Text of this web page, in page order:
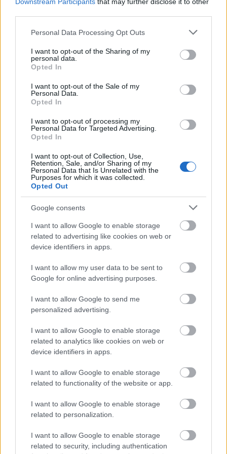
Please note that this website/app uses one or more Google
not limited to your visit or usage behaviour. You may click to
grant or deny consent to Google and its third-party tags to
use your data for below specified purposes in below Google
consent section.
Personal Data Processing Opt Outs
I want to opt-out of the Sharing of my
personal data.
Opted In
I want to opt-out of the Sale of my
Personal Data.
Opted In
I want to opt-out of processing my
Personal Data for Targeted Advertising.
Opted In
I want to opt-out of Collection, Use,
Retention, Sale, and/or Sharing of my
Personal Data that Is Unrelated with the
Purposes for which it was collected.
Opted Out
Google consents
I want to allow Google to enable storage
related to advertising like cookies on web or
device identifiers in apps.
I want to allow my user data to be sent to
Google for online advertising purposes.
I want to allow Google to send me
personalized advertising.
I want to allow Google to enable storage
related to analytics like cookies on web or
device identifiers in apps.
I want to allow Google to enable storage
related to functionality of the website or app.
I want to allow Google to enable storage
related to personalization.
I want to allow Google to enable storage
related to security, including authentication
Nagyot lép előre Nógrád buszos elérhetősége
MAGYAR ÉPÍTŐK
műemlékfelújítás műemlék restaurálás
Történelmi táj, amelynek minden köve mesél –
megújul a tatai Angolkert
A projekt részeként megújulnak a területen található
műemlékek, köztük a különleges Műromok, valamint a közeli
Várkanyarban álló Nepomuki Szent János híd és szobor is.
M1 bővítés: már zajlik a teljesen új
Bicske Kelet csomópont építése
csomópont épül Angyalföldön